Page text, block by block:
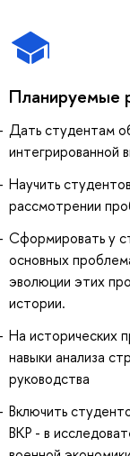
Планируемые
Дать студентам
интегрированной
Научить
рассмотрении
Сформировать у
основных
эволюции этих
истории.
На исторических
навыки анализа
руководства
Включить
ВКР - в